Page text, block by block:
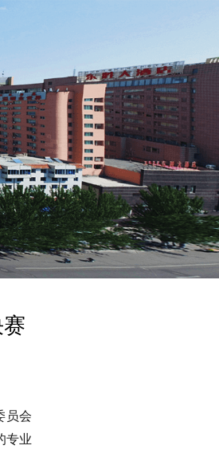
员会
专业